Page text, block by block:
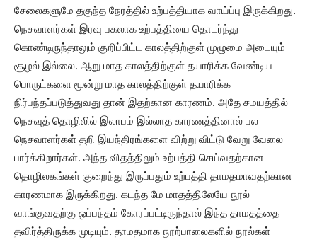
சேலைகளுமே தகுந்த நேரத்தில் உற்பத்தியாக வாய்ப்பு இருக்கிறது.
நெசவாளர்கள் இரவு பகலாக உற்பத்தியை தொடர்ந்து
கொண்டிருந்தாலும் குறிப்பிட்ட காலத்திற்குள் முழுமை அடையும்
சூழல் இல்லை. ஆறு மாத காலத்திற்குள் தயாரிக்க வேண்டிய
பொருட்களை மூன்று மாத காலத்திற்குள் தயாரிக்க
நிர்பந்தப்படுத்துவது தான் இதற்கான காரணம். அதே சமயத்தில்
நெசவுத் தொழிலில் இலாபம் இல்லாத காரணத்தினால் பல
நெசவாளர்கள் தறி இயந்திரங்களை விற்று விட்டு வேறு வேலை
பார்க்கிறார்கள். அந்த விதத்திலும் உற்பத்தி செய்வதற்கான
தொழிலகங்கள் குறைந்து இருப்பதும் உற்பத்தி தாமதமாவதற்கான
காரணமாக இருக்கிறது. கடந்த மே மாதத்திலேயே நூல்
வாங்குவதற்கு ஒப்பந்தம் கோரப்பட்டிருந்தால் இந்த தாமதத்தை
தவிர்த்திருக்க முடியும். தாமதமாக நூற்பாலைகளில் நூல்கள்